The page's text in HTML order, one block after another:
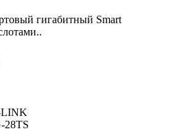
гигабитный Smart
LINK
28TS